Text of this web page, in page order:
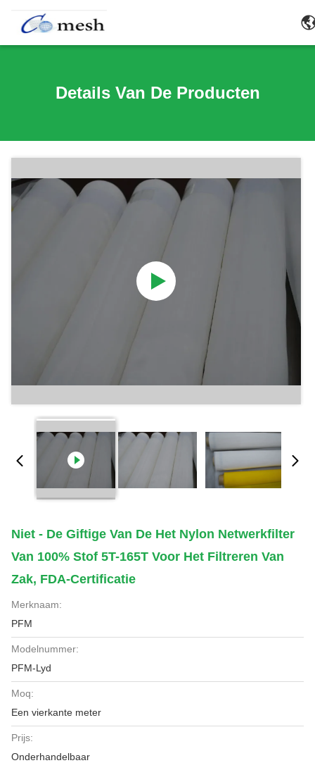
Details Van De Producten
Niet - De Giftige Van De Het Nylon Netwerkfilter
Van 100% Stof 5T-165T Voor Het Filtreren Van
Zak, FDA-Certificatie
Merknaam:
PFM
Modelnummer:
PFM-Lyd
Moq:
Een vierkante meter
Prijs:
Onderhandelbaar